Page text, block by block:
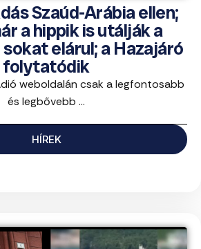
Szaúd-Arábia ellen;
a hippik is utálják a
elárul; a Hazajáró
folytatódik
weboldalán csak a legfontosabb
és legbővebb ...
HÍREK